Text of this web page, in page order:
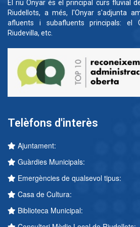
El riu Onyar és el principal curs fluvial
Riudellots, a més, l'Onyar s'adjunta
afluents i subafluents principals: el
Riudevilla, etc.
Telèfons d'interès
Ajuntament:
Guàrdies Municipals:
Emergències de qualsevol tipus:
Casa de Cultura:
Biblioteca Municipal: